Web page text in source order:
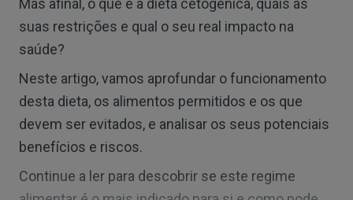
suas restrições e qual o seu real impacto na
saúde?
Neste artigo, vamos aprofundar o funcionamento
desta dieta, os alimentos permitidos e os que
devem ser evitados, e analisar os seus potenciais
benefícios e riscos.
Continue a ler para descobrir se este regime